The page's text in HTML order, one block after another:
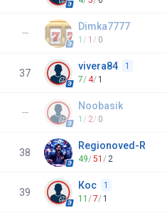
—
Dimka7777
1 / 1 / 0
37
vivera84 1
7/ 4/ 1
—
Noobasik
1 / 2/ 0
38
Regionoved-R
49/51 / 2
39
Кос 1
11 /7/ 1